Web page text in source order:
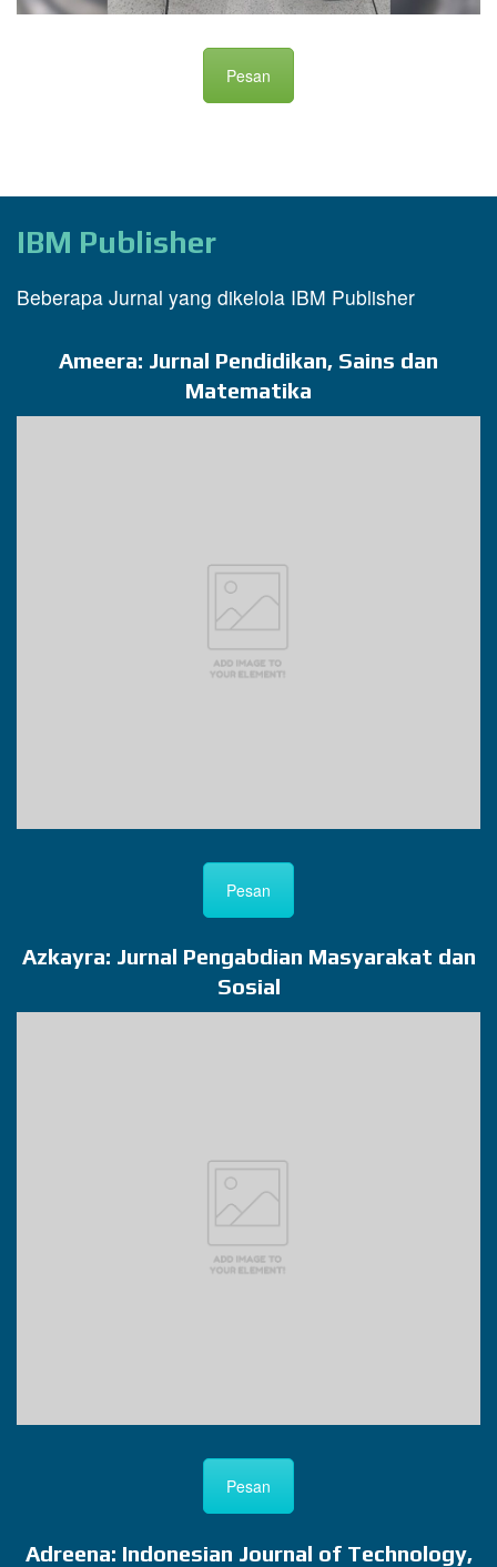
Pesan
IBM Publisher
Beberapa Jurnal yang dikelola IBM Publisher
Ameera: Jurnal Pendidikan, Sains dan
Matematika
Pesan
Azkayra: Jurnal Pengabdian Masyarakat dan
Sosial
Pesan
Adreena: Indonesian Journal of Technology,